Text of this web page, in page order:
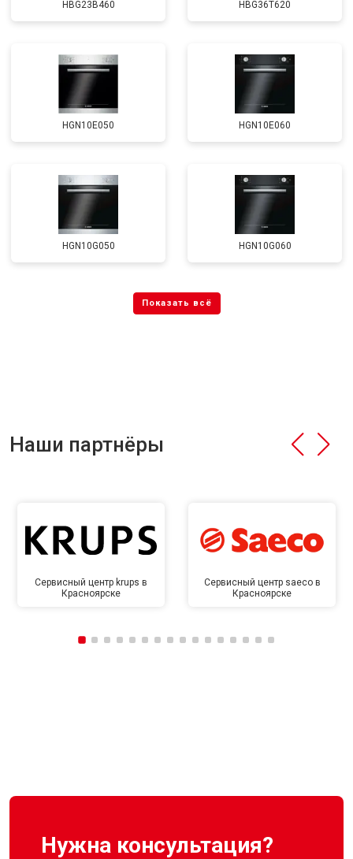
HBG23B460 HBG36T620
HGN10E050 HGN10E060
HGN10G050 HGN10G060
Наши партнёры
Сервисный центр krups в
Красноярске
Сервисный центр saeco в
Красноярске
Нужна консультация?